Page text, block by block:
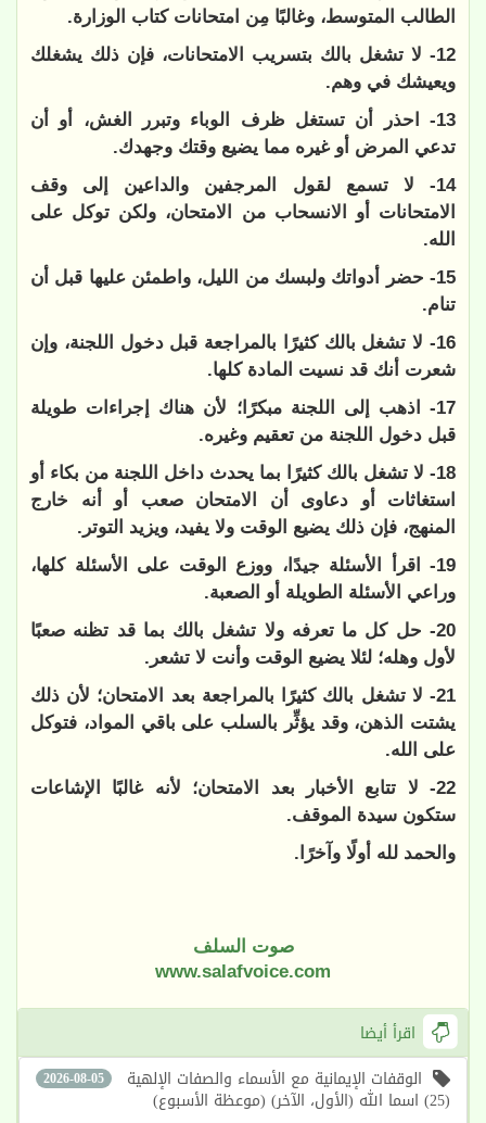
الطالب المتوسط، وغالبًا مِن امتحانات كتاب الوزارة.
12- لا تشغل بالك بتسريب الامتحانات، فإن ذلك يشغلك
ويعيشك في وهم.
13- احذر أن تستغل ظرف الوباء وتبرر الغش، أو أن
تدعي المرض أو غيره مما يضيع وقتك وجهدك.
14- لا تسمع لقول المرجفين والداعين إلى وقف
الامتحانات أو الانسحاب من الامتحان، ولكن توكل على
الله.
15- حضر أدواتك ولبسك من الليل، واطمئن عليها قبل أن
تنام.
16- لا تشغل بالك كثيرًا بالمراجعة قبل دخول اللجنة، وإن
شعرت أنك قد نسيت المادة كلها.
17- اذهب إلى اللجنة مبكرًا؛ لأن هناك إجراءات طويلة
قبل دخول اللجنة من تعقيم وغيره.
18- لا تشغل بالك كثيرًا بما يحدث داخل اللجنة من بكاء أو
استغاثات أو دعاوى أن الامتحان صعب أو أنه خارج
المنهج، فإن ذلك يضيع الوقت ولا يفيد، ويزيد التوتر.
19- اقرأ الأسئلة جيدًا، ووزع الوقت على الأسئلة كلها،
وراعي الأسئلة الطويلة أو الصعبة.
20- حل كل ما تعرفه ولا تشغل بالك بما قد تظنه صعبًا
لأول وهله؛ لئلا يضيع الوقت وأنت لا تشعر.
21- لا تشغل بالك كثيرًا بالمراجعة بعد الامتحان؛ لأن ذلك
يشتت الذهن، وقد يؤثِّر بالسلب على باقي المواد، فتوكل
على الله.
22- لا تتابع الأخبار بعد الامتحان؛ لأنه غالبًا الإشاعات
ستكون سيدة الموقف.
والحمد لله أولًا وآخرًا.
صوت السلف
www.salafvoice.com
اقرأ أيضا
2026-08-05 الوقفات الإيمانية مع الأسماء والصفات الإلهية
(25) اسما الله (الأول، الآخر) (موعظة الأسبوع)